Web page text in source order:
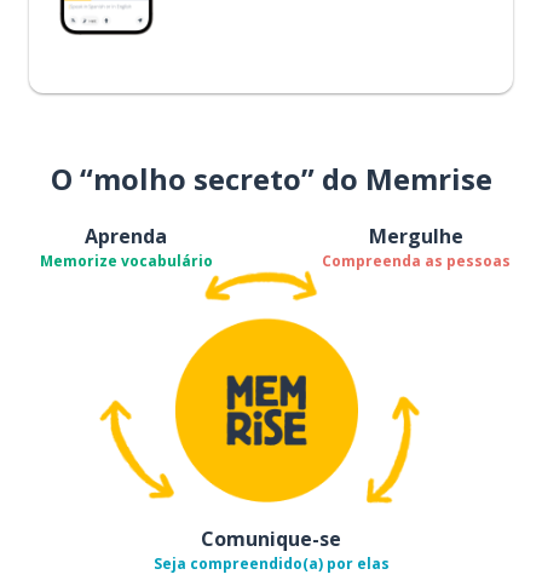
O “molho secreto” do Memrise
Aprenda
Memorize vocabulário
Mergulhe
Compreenda as pessoas
Comunique-se
Seja compreendido(a) por elas